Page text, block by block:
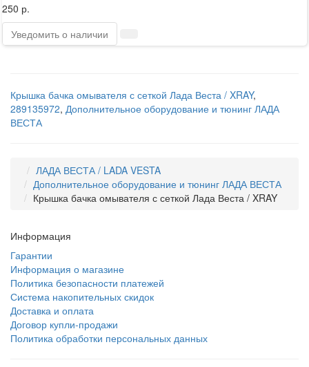
250 р.
Уведомить о наличии
Крышка бачка омывателя с сеткой Лада Веста / XRAY,
289135972, Дополнительное оборудование и тюнинг ЛАДА
ВЕСТА
ЛАДА ВЕСТА / LADA VESTA
Дополнительное оборудование и тюнинг ЛАДА ВЕСТА
Крышка бачка омывателя с сеткой Лада Веста / XRAY
Информация
Гарантии
Информация о магазине
Политика безопасности платежей
Система накопительных скидок
Доставка и оплата
Договор купли-продажи
Политика обработки персональных данных